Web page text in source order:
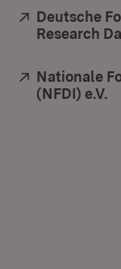
Extern:
Deutsche
Research
Extern:
Nationale
(NFDI) e.V.